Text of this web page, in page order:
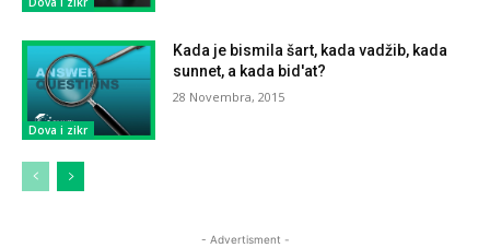
Dova i zikr
Kada je bismila šart, kada vadžib, kada
sunnet, a kada bid'at?
28 Novembra, 2015
- Advertisment -